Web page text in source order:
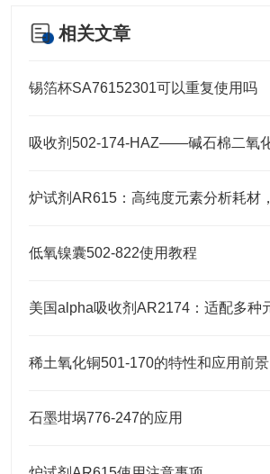
相关文章
锡箔杯SA76152301可以重复使用吗
低氧镍囊502-822使用教程
稀土氧化铜501-170的特性和应用前景
石墨坩埚776-247的应用